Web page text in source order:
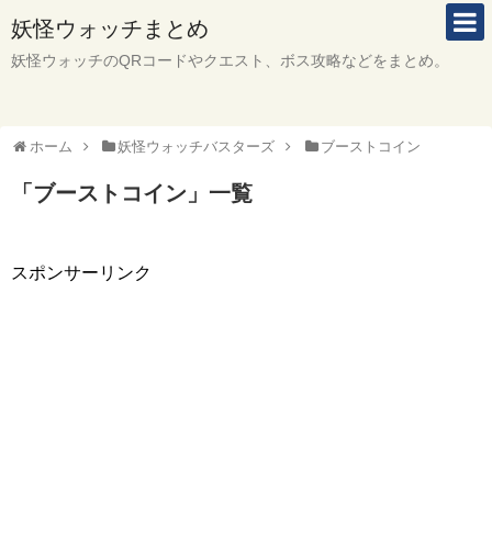
妖怪ウォッチまとめ
妖怪ウォッチのQRコードやクエスト、ボス攻略などをまとめ。
ホーム 妖怪ウォッチバスターズ ブーストコイン
「 ブーストコイン 」 一覧
スポンサーリンク